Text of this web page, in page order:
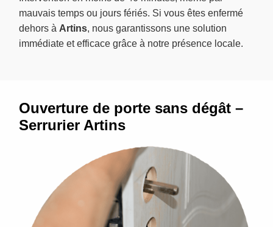
mauvais temps ou jours fériés. Si vous êtes enfermé
dehors à Artins, nous garantissons une solution
immédiate et efficace grâce à notre présence locale.
Ouverture de porte sans dégât –
Serrurier Artins